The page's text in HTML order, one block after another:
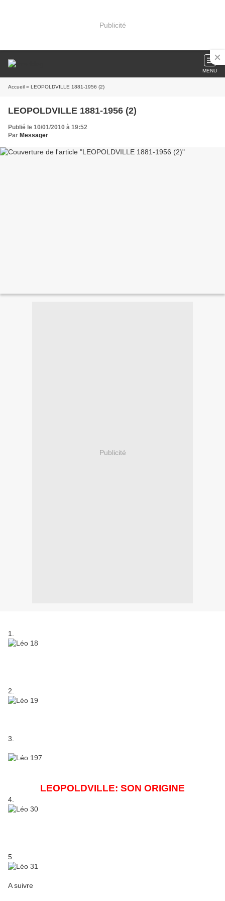
Publicité
MENU
Accueil » LEOPOLDVILLE 1881-1956 (2)
LEOPOLDVILLE 1881-1956 (2)
Publié le 10/01/2010 à 19:52
Par Messager
Publicité
1.
2.
3.
LEOPOLDVILLE: SON ORIGINE
4.
5.
A suivre